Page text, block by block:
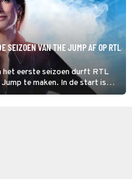
SEIZOEN VAN THE JUMP AF OP RTL
het eerste seizoen durft RTL
te maken. In de start is
de deelnemers het in teams